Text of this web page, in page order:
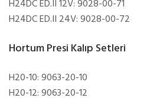
H24DC ED.II 12V: 9028-00-71
H24DC ED.II 24V: 9028-00-72
Hortum Presi Kalıp Setleri
H20-10: 9063-20-10
H20-12: 9063-20-12